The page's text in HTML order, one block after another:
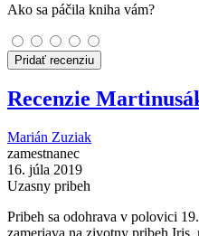
Ako sa páčila kniha vám?
Pridať recenziu
Recenzie
Marián Zuziak
zamestnanec
16. júla 2019
Uzasny pribeh
Pribeh sa odohrava v polovici